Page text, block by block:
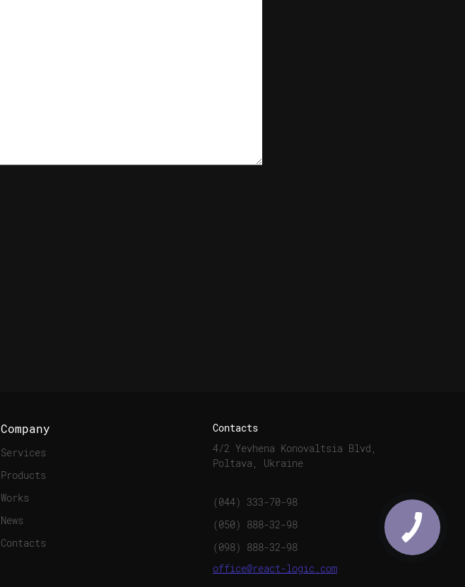
Company
Services
Products
Works
News
Contacts
Contacts
4/2 Yevhena Konovaltsia Blvd,
Poltava, Ukraine
(044) 333-70-98
(050) 888-32-98
(098) 888-32-98
office@react-logic.com